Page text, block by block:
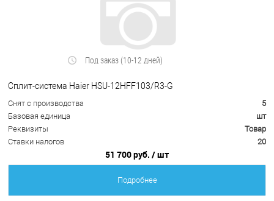
Под заказ (10-12 дней)
Cплит-система Haier HSU-12HFF103/R3-G
Снят с производства
5
Базовая единица
шт
Реквизиты
Товар
Ставки налогов
20
51 700 руб. / шт
Подробнее